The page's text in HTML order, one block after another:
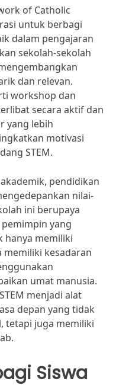
of Catholic
untuk berbagi
dalam pengajaran
sekolah-sekolah
dan relevan.
workshop dan
secara aktif dan
yang lebih
motivasi
STEM.
pendidikan
nilai-
ini berupaya
yang
hanya memiliki
kesadaran
umat manusia.
menjadi alat
depan yang tidak
tetapi juga memiliki
Siswa